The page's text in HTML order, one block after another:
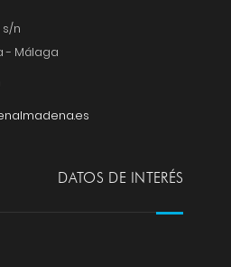
s/n
- Málaga
DATOS DE INTERÉS